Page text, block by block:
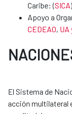
Caribe: (SICA
Apoyo a
CEDEAO, UA
El Sistema de
acción multilateral